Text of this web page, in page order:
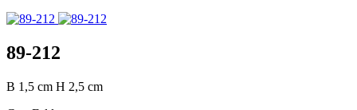
89-212
B 1,5 cm H 2,5 cm